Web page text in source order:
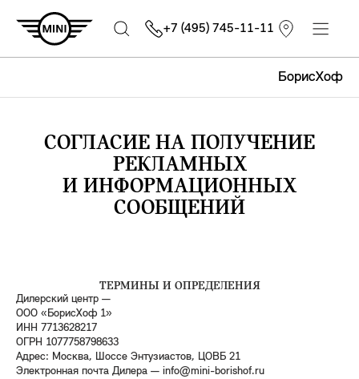
БорисХоф
+7 (495) 745-11-11
СОГЛАСИЕ НА ПОЛУЧЕНИЕ
РЕКЛАМНЫХ
И ИНФОРМАЦИОННЫХ
СООБЩЕНИЙ
ТЕРМИНЫ И ОПРЕДЕЛЕНИЯ
Дилерский центр —
ООО «БорисХоф 1»
ИНН 7713628217
ОГРН 1077758798633
Адрес: Москва, Шоссе Энтузиастов, ЦОВБ 21
Электронная почта Дилера — info@mini-borishof.ru